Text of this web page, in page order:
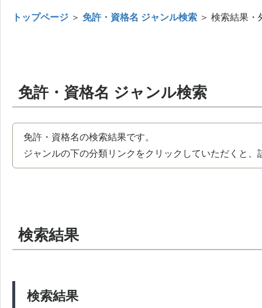
トップページ ＞ 免許・資格名 ジャンル検索 ＞ 検索結果・
免許・資格名 ジャンル検索
免許・資格名の検索結果です。
ジャンルの下の分類リンクをクリックしていただくと
検索結果
検索結果